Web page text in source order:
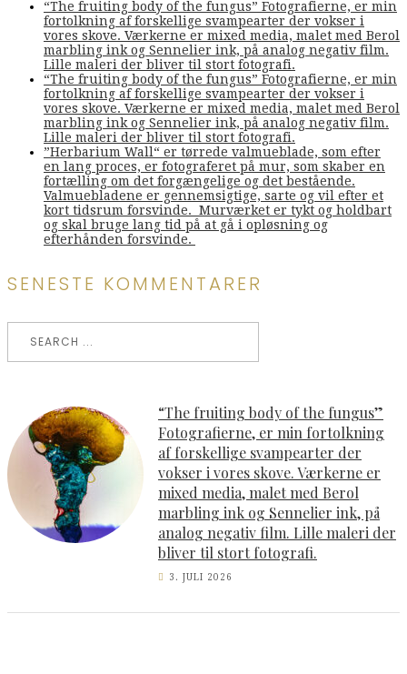
“The fruiting body of the fungus” Fotografierne, er min
fortolkning af forskellige svampearter der vokser i
vores skove. Værkerne er mixed media, malet med Berol
marbling ink og Sennelier ink, på analog negativ film.
Lille maleri der bliver til stort fotografi.
“The fruiting body of the fungus” Fotografierne, er min
fortolkning af forskellige svampearter der vokser i
vores skove. Værkerne er mixed media, malet med Berol
marbling ink og Sennelier ink, på analog negativ film.
Lille maleri der bliver til stort fotografi.
”Herbarium Wall“ er tørrede valmueblade, som efter
en lang proces, er fotograferet på mur, som skaber en
fortælling om det forgængelige og det bestående.
Valmuebladene er gennemsigtige, sarte og vil efter et
kort tidsrum forsvinde. Murværket er tykt og holdbart
og skal bruge lang tid på at gå i opløsning og
efterhånden forsvinde.
SENESTE KOMMENTARER
“The fruiting body of the fungus”
Fotografierne, er min fortolkning
af forskellige svampearter der
vokser i vores skove. Værkerne er
mixed media, malet med Berol
marbling ink og Sennelier ink, på
analog negativ film. Lille maleri der
bliver til stort fotografi.
3. JULI 2026